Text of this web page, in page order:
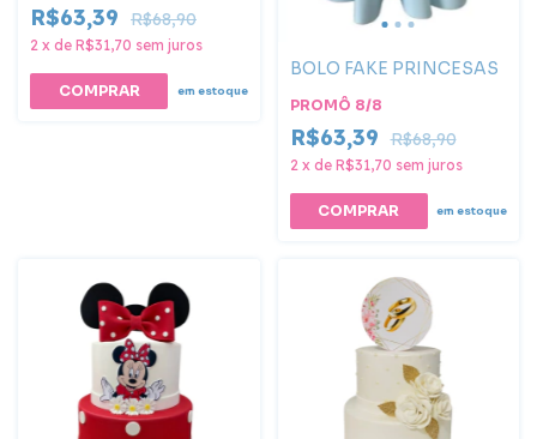
R$63,39 R$68,90
2 x de R$31,70 sem juros
COMPRAR em estoque
BOLO FAKE PRINCESAS
PROMÔ 8/8
R$63,39 R$68,90
2 x de R$31,70 sem juros
COMPRAR em estoque